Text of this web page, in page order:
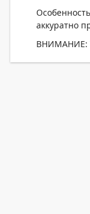
аккуратно
ВНИМАНИЕ: